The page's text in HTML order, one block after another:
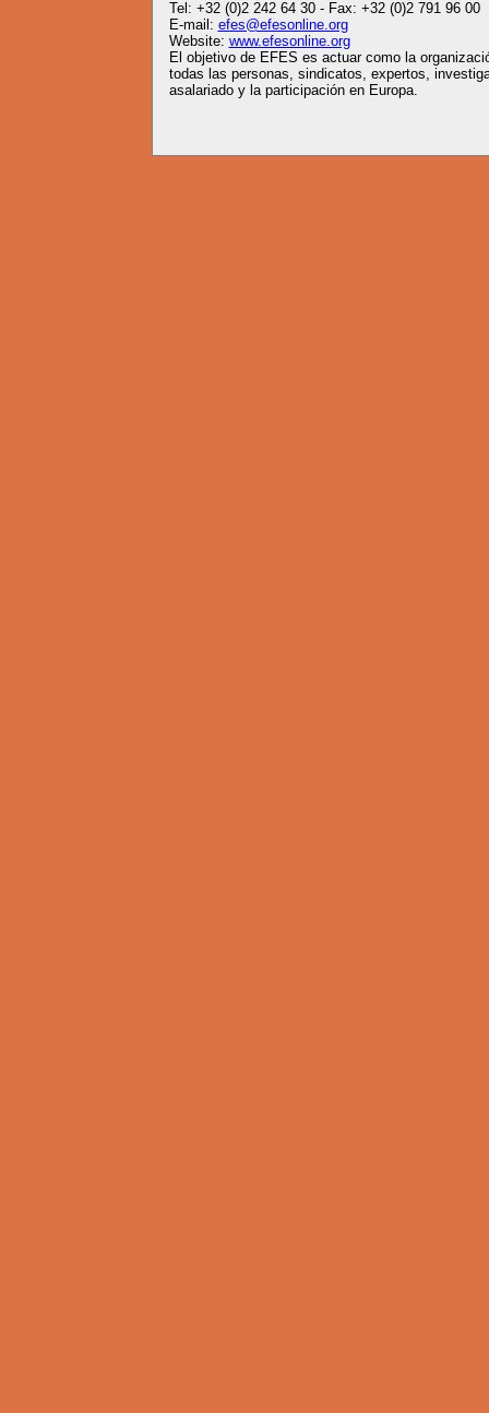
Tel: +32 (0)2 242 64 30 - Fax: +32 (0)2 791 96 00
E-mail: efes@efesonline.org
Website: www.efesonline.org
El objetivo de EFES es actuar como la
todas las personas, sindicatos, expertos,
asalariado y la participación en Europa.